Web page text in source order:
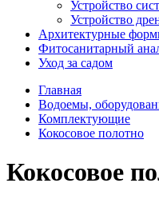
Устройство
Устройство
Aрхитектурные
Фитосанитарный
Уход за садом
Главная
Водоемы,
Комплектующие
Кокосовое полотно
Кокосовое